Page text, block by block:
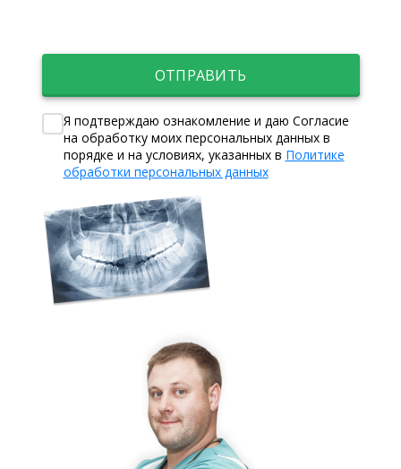
ОТПРАВИТЬ
Я подтверждаю ознакомление и даю Согласие
на обработку моих персональных данных в
порядке и на условиях, указанных в Политике
обработки персональных данных